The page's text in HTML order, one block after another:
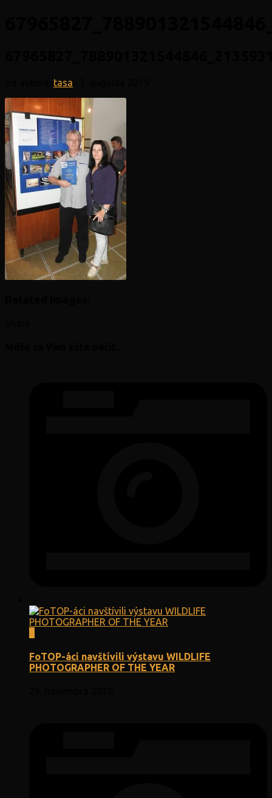
tasa
FoTOP-áci navštívili výstavu WILDLIFE
PHOTOGRAPHER OF THE YEAR